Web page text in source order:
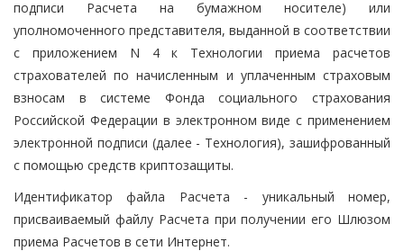
подписи Расчета на бумажном носителе) или
уполномоченного представителя, выданной в соответствии
с приложением N 4 к Технологии приема расчетов
страхователей по начисленным и уплаченным страховым
взносам в системе Фонда социального страхования
Российской Федерации в электронном виде с применением
электронной подписи (далее - Технология), зашифрованный
с помощью средств криптозащиты.
Идентификатор файла Расчета - уникальный номер,
присваиваемый файлу Расчета при получении его Шлюзом
приема Расчетов в сети Интернет.